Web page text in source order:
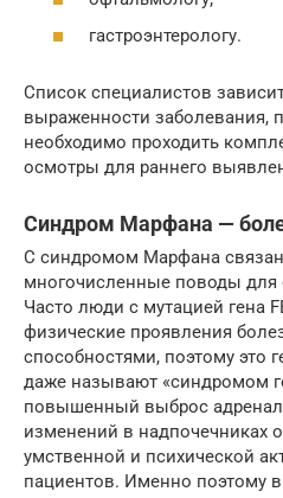
гастроэнтерологу.
Список специалистов
выраженности заболевания,
необходимо проходить
осмотры для раннего
Синдром Марфана —
С синдромом Марфана
многочисленные поводы для
Часто люди с мутацией гена
физические проявления
способностями, поэтому это
даже называют «синдромом
повышенный выброс
изменений в надпочечниках
умственной и психической
пациентов. Именно поэтому